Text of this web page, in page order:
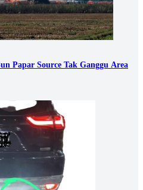
Papar Source Tak Ganggu Area